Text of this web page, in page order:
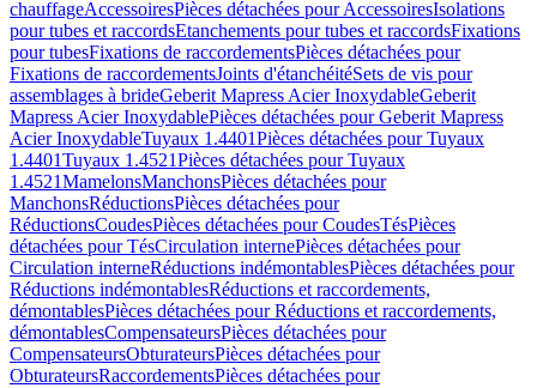
chauffageAccessoiresPièces détachées pour AccessoiresIsolations
pour tubes et raccordsEtanchements pour tubes et raccordsFixations
pour tubesFixations de raccordementsPièces détachées pour
Fixations de raccordementsJoints d'étanchéitéSets de vis pour
assemblages à brideGeberit Mapress Acier InoxydableGeberit
Mapress Acier InoxydablePièces détachées pour Geberit Mapress
Acier InoxydableTuyaux 1.4401Pièces détachées pour Tuyaux
1.4401Tuyaux 1.4521Pièces détachées pour Tuyaux
1.4521MamelonsManchonsPièces détachées pour
ManchonsRéductionsPièces détachées pour
RéductionsCoudesPièces détachées pour CoudesTésPièces
détachées pour TésCirculation internePièces détachées pour
Circulation interneRéductions indémontablesPièces détachées pour
Réductions indémontablesRéductions et raccordements,
démontablesPièces détachées pour Réductions et raccordements,
démontablesCompensateursPièces détachées pour
CompensateursObturateursPièces détachées pour
ObturateursRaccordementsPièces détachées pour